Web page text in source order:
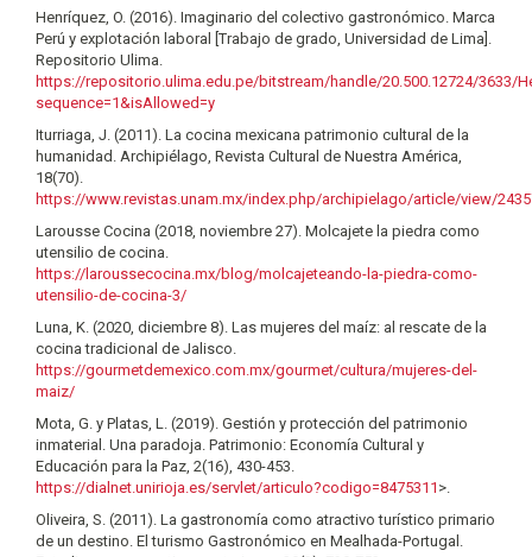
Henríquez, O. (2016). Imaginario del colectivo gastronómico. Marca
Perú y explotación laboral [Trabajo de grado, Universidad de Lima].
Repositorio Ulima.
https://repositorio.ulima.edu.pe/bitstream/handle/20.500.12724/3633/
sequence=1&isAllowed=y
Iturriaga, J. (2011). La cocina mexicana patrimonio cultural de la
humanidad. Archipiélago, Revista Cultural de Nuestra América,
18(70).
https://www.revistas.unam.mx/index.php/archipielago/article/view/
Larousse Cocina (2018, noviembre 27). Molcajete la piedra como
utensilio de cocina.
https://laroussecocina.mx/blog/molcajeteando-la-piedra-como-
utensilio-de-cocina-3/
Luna, K. (2020, diciembre 8). Las mujeres del maíz: al rescate de la
cocina tradicional de Jalisco.
https://gourmetdemexico.com.mx/gourmet/cultura/mujeres-del-
maiz/
Mota, G. y Platas, L. (2019). Gestión y protección del patrimonio
inmaterial. Una paradoja. Patrimonio: Economía Cultural y
Educación para la Paz, 2(16), 430-453.
https://dialnet.unirioja.es/servlet/articulo?codigo=8475311 >.
Oliveira, S. (2011). La gastronomía como atractivo turístico primario
de un destino. El turismo Gastronómico en Mealhada-Portugal.